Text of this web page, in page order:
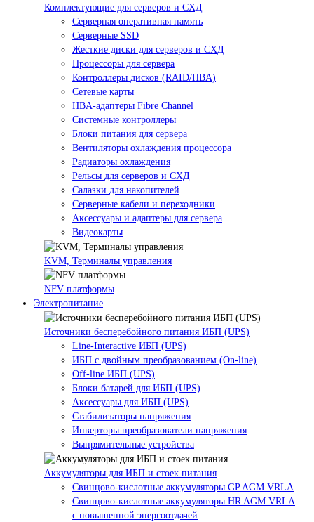
Комплектующие для серверов и СХД
Серверная оперативная память
Серверные SSD
Жесткие диски для серверов и СХД
Процессоры для сервера
Контроллеры дисков (RAID/HBA)
Сетевые карты
HBA-адаптеры Fibre Channel
Системные контроллеры
Блоки питания для сервера
Вентиляторы охлаждения процессора
Радиаторы охлаждения
Рельсы для серверов и СХД
Салазки для накопителей
Серверные кабели и переходники
Аксессуары и адаптеры для сервера
Видеокарты
KVM, Терминалы управления
NFV платформы
Электропитание
Источники бесперебойного питания ИБП (UPS)
Line-Interactive ИБП (UPS)
ИБП с двойным преобразованием (On-line)
Off-line ИБП (UPS)
Блоки батарей для ИБП (UPS)
Аксессуары для ИБП (UPS)
Стабилизаторы напряжения
Инверторы преобразователи напряжения
Выпрямительные устройства
Аккумуляторы для ИБП и стоек питания
Свинцово-кислотные аккумуляторы GP AGM VRLA
Свинцово-кислотные аккумуляторы HR AGM VRLA
с повышенной энергоотдачей